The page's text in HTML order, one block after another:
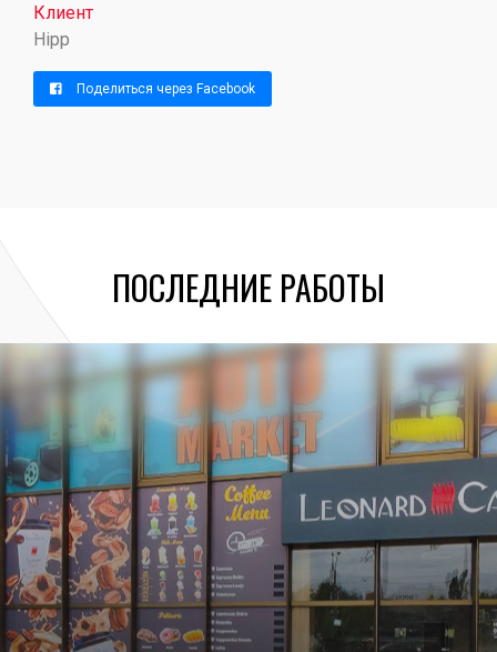
Клиент
Hipp
Поделиться через Facebook
ПОСЛЕДНИЕ РАБОТЫ